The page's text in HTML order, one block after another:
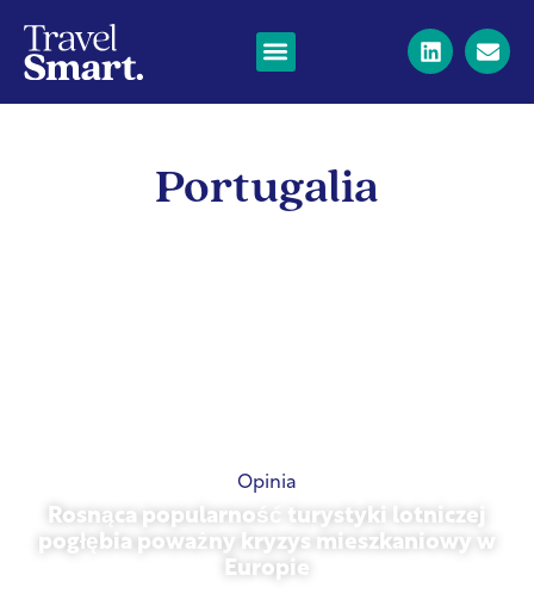
Portugalia
Opinia
Rosnąca popularność turystyki lotniczej
pogłębia poważny kryzys mieszkaniowy w
Europie